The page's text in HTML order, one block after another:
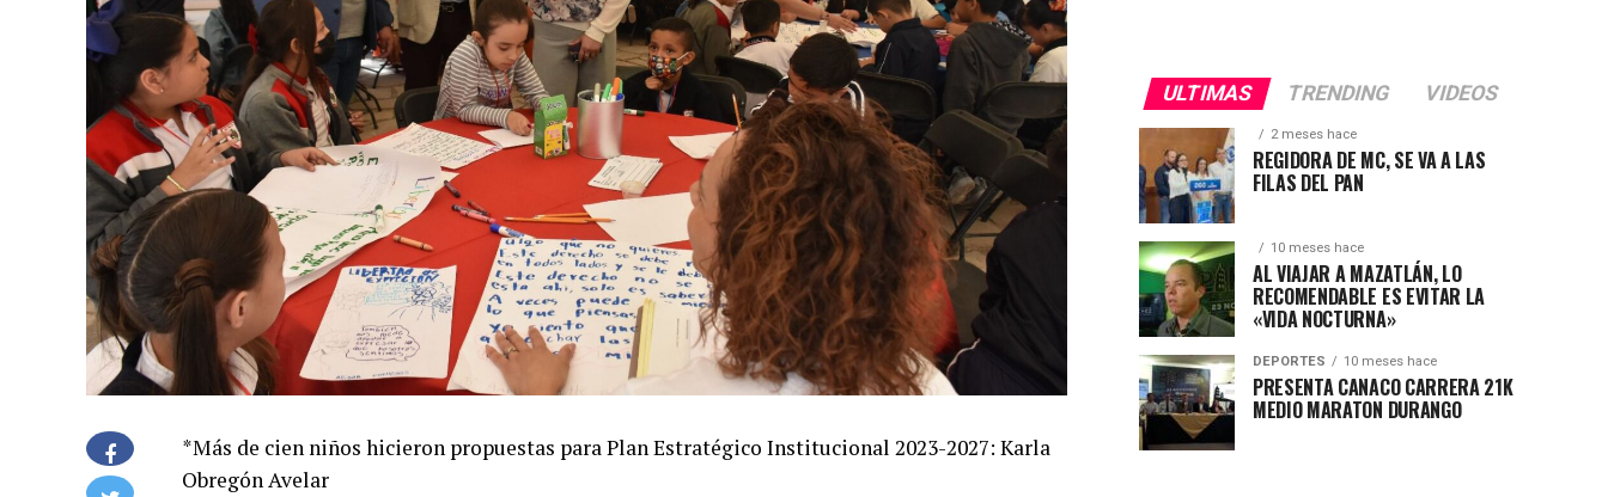
*Más de cien niños hicieron propuestas para Plan Estratégico Institucional 2023-2027: Karla
Obregón Avelar
ULTIMAS TRENDING VIDEOS
2 meses hace
REGIDORA DE MC, SE VA A LAS
FILAS DEL PAN
10 meses hace
AL VIAJAR A MAZATLÁN, LO
RECOMENDABLE ES EVITAR LA
«VIDA NOCTURNA»
DEPORTES 10 meses hace
PRESENTA CANACO CARRERA 21K
MEDIO MARATON DURANGO